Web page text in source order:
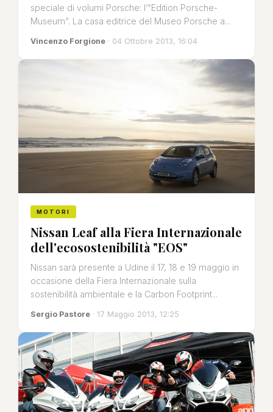
speciale di volumi Porsche: l’“Edition Porsche-
Museum”. La casa editrice del Museo Porsche a...
Vincenzo Forgione · 04 Ottobre 2013, 16:04
MOTORI
Nissan Leaf alla Fiera Internazionale
dell'ecosostenibilità "EOS"
Nissan sarà presente a Udine il 17, 18 e 19 maggio in
occasione della Fiera Internazionale sulla
sostenibilità ambientale e la Carbon Footprint...
Sergio Pastore · 17 Maggio 2013, 12:25